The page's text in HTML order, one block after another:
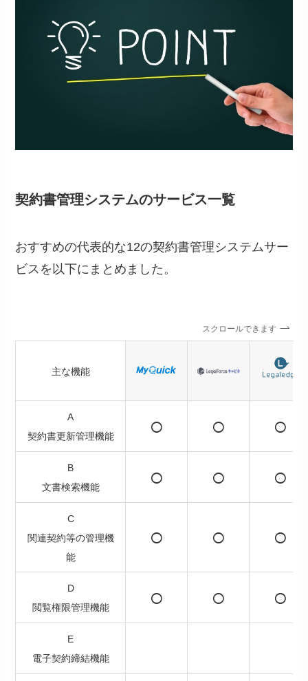
契約書管理システムのサービス一覧
おすすめの代表的な12の契約書管理システムサー
ビスを以下にまとめました。
スクロールできます
主な機能
A
契約書更新管理機能
○ ○ ○
B
文書検索機能
○ ○ ○
C
関連契約等の管理機
能
○ ○ ○
D
閲覧権限管理機能
○ ○ ○
E
電子契約締結機能